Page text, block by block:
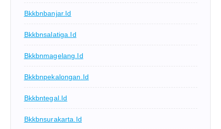
Bkkbnbanjar.id
Bkkbnsalatiga.id
Bkkbnmagelang.id
Bkkbnpekalongan.id
Bkkbntegal.id
Bkkbnsurakarta.id